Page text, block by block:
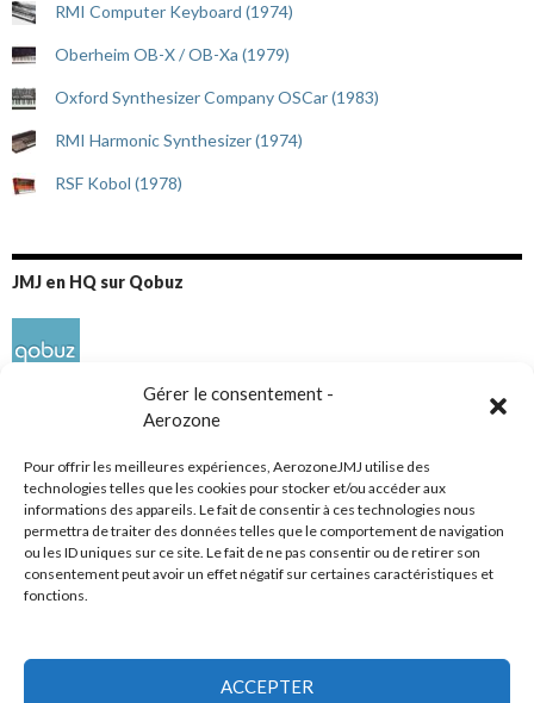
Gérer le consentement -
Aerozone
Pour offrir les meilleures expériences, AerozoneJMJ utilise des
technologies telles que les cookies pour stocker et/ou accéder aux
informations des appareils. Le fait de consentir à ces technologies nous
permettra de traiter des données telles que le comportement de navigation
ou les ID uniques sur ce site. Le fait de ne pas consentir ou de retirer son
consentement peut avoir un effet négatif sur certaines caractéristiques et
fonctions.
ACCEPTER
RMI Computer Keyboard (1974)
Oberheim OB-X / OB-Xa (1979)
Oxford Synthesizer Company OSCar (1983)
RMI Harmonic Synthesizer (1974)
RSF Kobol (1978)
JMJ en HQ sur Qobuz
Réseaux sociaux